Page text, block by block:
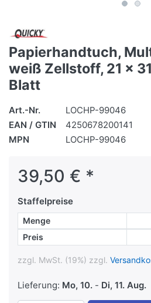
Papierhandtuch,
weiß Zellstoff, 21 x
Blatt
Art.-Nr.
LOCHP-99046
EAN / GTIN
4250678200141
MPN
LOCHP-99046
39,50 € *
Staffelpreise
Menge
Preis
zzgl. MwSt. (19%) zzgl.
Lieferung: Mo, 10. - Di, 11. Aug.